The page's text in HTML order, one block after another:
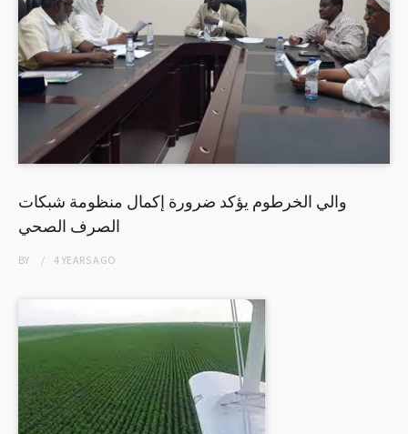
والي الخرطوم يؤكد ضرورة إكمال منظومة شبكات
الصرف الصحي
BY 4 YEARSAGO